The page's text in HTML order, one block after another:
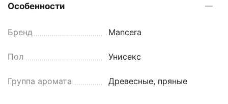
Особенности
Бренд Mancera
Пол Унисекс
Группа аромата Древесные, пряные